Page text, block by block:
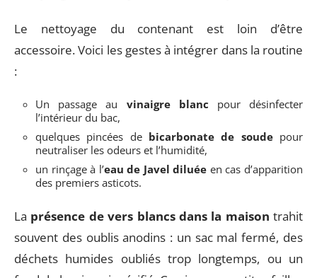
Le nettoyage du contenant est loin d’être
accessoire. Voici les gestes à intégrer dans la routine
:
Un passage au vinaigre blanc pour désinfecter
l’intérieur du bac,
quelques pincées de bicarbonate de soudepour
neutraliser les odeurs et l’humidité,
un rinçage à l’eau de Javel diluée en cas d’apparition
des premiers asticots.
La présence de vers blancs dans la maison trahit
souvent des oublis anodins : un sac mal fermé, des
déchets humides oubliés trop longtemps, ou un